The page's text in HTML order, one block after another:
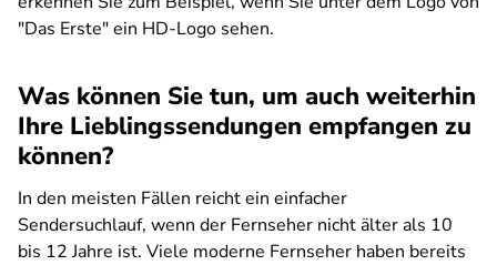
"Das Erste" ein HD-Logo sehen.
Was können Sie tun, um auch weiterhin
Ihre Lieblingssendungen empfangen zu
können?
In den meisten Fällen reicht ein einfacher
Sendersuchlauf, wenn der Fernseher nicht älter als 10
bis 12 Jahre ist. Viele moderne Fernseher haben bereits